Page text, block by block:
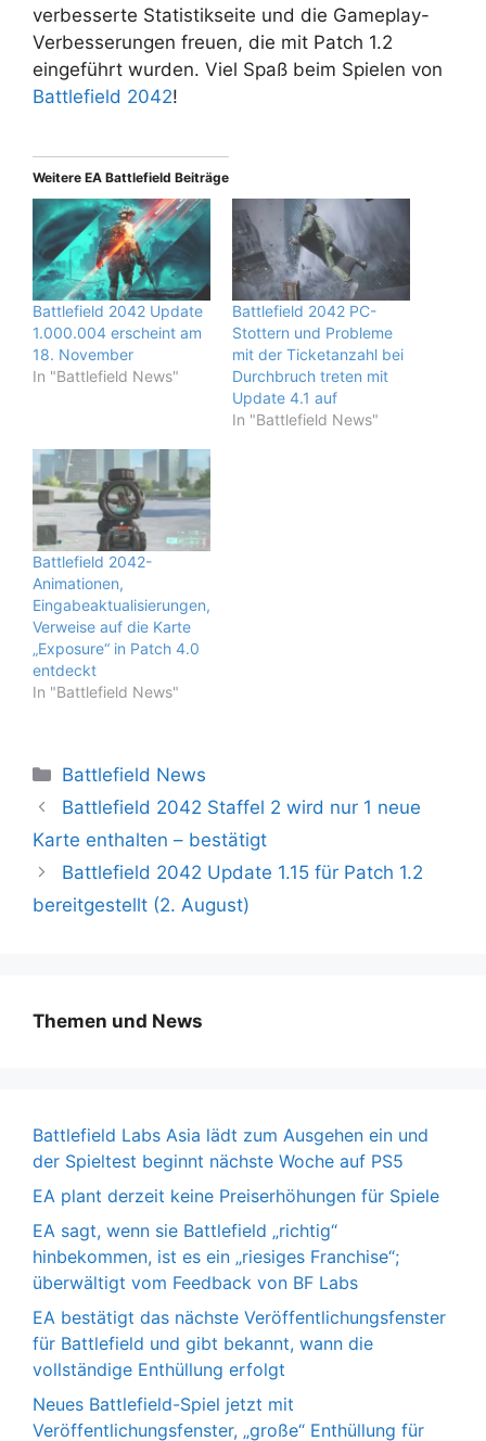
verbesserte Statistikseite und die Gameplay-
Verbesserungen freuen, die mit Patch 1.2
eingeführt wurden. Viel Spaß beim Spielen von
Battlefield 2042!
Weitere EA Battlefield Beiträge
Battlefield 2042 Update
1.000.004 erscheint am
18. November
In "Battlefield News"
Battlefield 2042 PC-
Stottern und Probleme
mit der Ticketanzahl bei
Durchbruch treten mit
Update 4.1 auf
In "Battlefield News"
Battlefield 2042-
Animationen,
Eingabeaktualisierungen,
Verweise auf die Karte
„Exposure“ in Patch 4.0
entdeckt
In "Battlefield News"
Kategorien
Battlefield News
Battlefield 2042 Staffel 2 wird nur 1 neue
Karte enthalten – bestätigt
Battlefield 2042 Update 1.15 für Patch 1.2
bereitgestellt (2. August)
Themen und News
Battlefield Labs Asia lädt zum Ausgehen ein und
der Spieltest beginnt nächste Woche auf PS5
EA plant derzeit keine Preiserhöhungen für Spiele
EA sagt, wenn sie Battlefield „richtig“
hinbekommen, ist es ein „riesiges Franchise“;
überwältigt vom Feedback von BF Labs
EA bestätigt das nächste Veröffentlichungsfenster
für Battlefield und gibt bekannt, wann die
vollständige Enthüllung erfolgt
Neues Battlefield-Spiel jetzt mit
Veröffentlichungsfenster, „große“ Enthüllung für